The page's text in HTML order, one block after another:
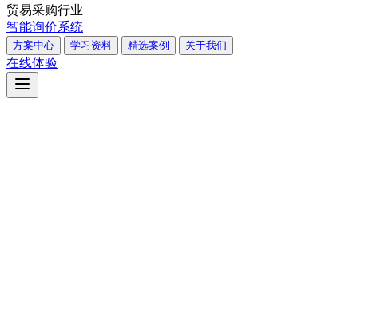
贸易采购行业
智能询价系统
方案中心 学习资料 精选案例 关于我们
在线体验